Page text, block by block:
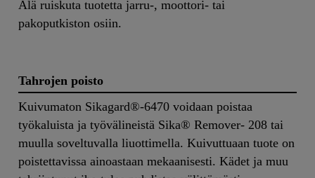
Älä ruiskuta tuotetta jarru-, moottori- tai
pakoputkiston osiin.
Tahrojen poisto
Kuivumaton Sikagard®-6470 voidaan poistaa
työkaluista ja työvälineistä Sika® Remover- 208 tai
muulla soveltuvalla liuottimella. Kuivuttuaan tuote on
poistettavissa ainoastaan mekaanisesti. Kädet ja muu